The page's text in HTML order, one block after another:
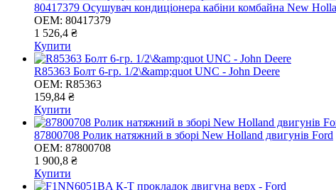
80417379 Осушувач кондиціонера кабіни комбайна New
OEM: 80417379
1 526,4 ₴
Купити
R85363 Болт 6-гр. 1/2\&amp;quot UNC - John Deere
OEM: R85363
159,84 ₴
Купити
87800708 Ролик натяжний в зборі New Holland двигунів Ford
OEM: 87800708
1 900,8 ₴
Купити